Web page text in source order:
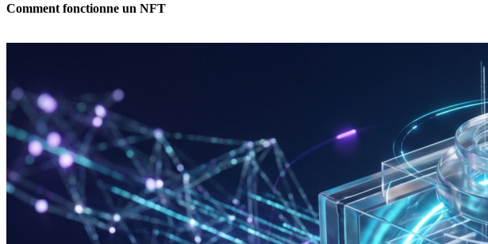
Comment fonctionne un NFT